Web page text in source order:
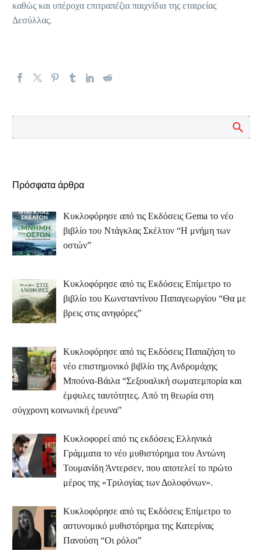
καθώς και υπέροχα επιτραπέζια παιχνίδια της εταιρείας
Δεσύλλας.
Πρόσφατα άρθρα
Κυκλοφόρησε από τις Εκδόσεις Gema το νέο
βιβλίο του Ντάγκλας Σκέλτον “Η μνήμη των
οστών”
Κυκλοφόρησε από τις Εκδόσεις Επίμετρο το
βιβλίο του Κωνσταντίνου Παπαγεωργίου “Θα με
βρεις στις ανηφόρες”
Κυκλοφόρησε από τις Εκδόσεις Παπαζήση το
νέο επιστημονικό βιβλίο της Ανδρομάχης
Μπούνα-Βάιλα “Σεξουαλική σωματεμπορία και
έμφυλες ταυτότητες. Από τη θεωρία στη
σύγχρονη κοινωνική έρευνα”
Κυκλοφορεί από τις εκδόσεις Ελληνικά
Γράμματα το νέο μυθιστόρημα του Αντώνη
Τουμανίδη Άντερσεν, που αποτελεί το πρώτο
μέρος της «Τριλογίας των Δολοφόνων».
Κυκλοφόρησε από τις Εκδόσεις Επίμετρο το
αστυνομικό μυθιστόρημα της Κατερίνας
Πανούση “Οι ρόλοι”